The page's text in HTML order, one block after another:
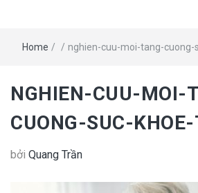
Home / / nghien-cuu-moi-tang-cuong-
NGHIEN-CUU-MOI-
CUONG-SUC-
bởi Quang Trần